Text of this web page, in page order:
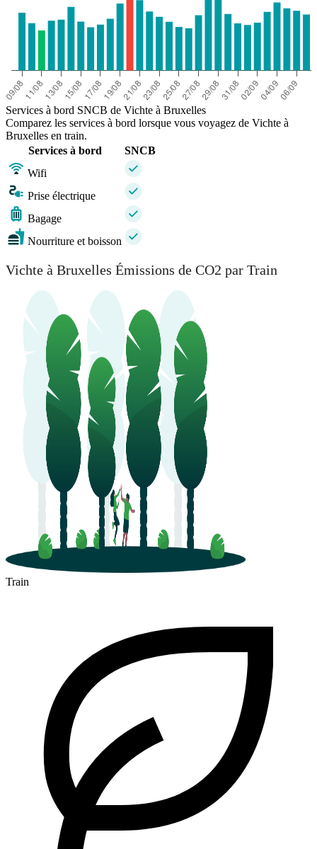
Services à bord SNCB de Vichte à Bruxelles
Comparez les services à bord lorsque vous voyagez de Vichte à
Bruxelles en train.
Services à bord
SNCB
Wifi
Prise électrique
Bagage
Nourriture et boisson
Vichte à Bruxelles Émissions de CO2 par Train
Train